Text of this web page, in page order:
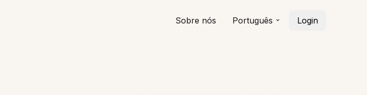
Sobre nós Português Login